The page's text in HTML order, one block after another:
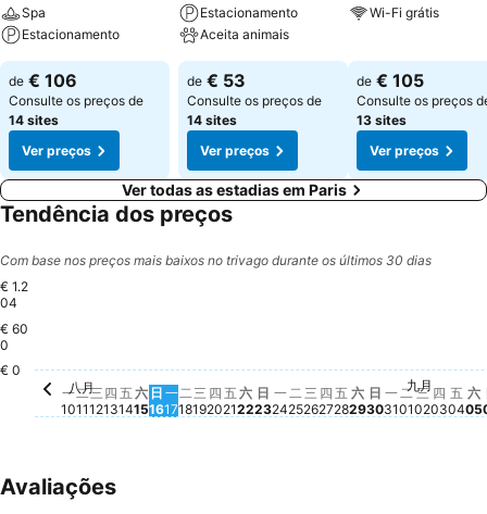
Spa
Estacionamento
de € 106
Consulte os preços de
14 sites
Ver preços
Estacionamento
Aceita animais
de € 53
Consulte os preços de
14 sites
Ver preços
Wi-Fi grátis
de € 105
Consulte os preços
13 sites
Ver preços
Ver todas as estadias em Paris
Tendência dos preços
Com base nos preços mais baixos no trivago durante os últimos 30 dias
€ 1.2
04
€ 60
0
€ 0
星期一, 八月 10
€ 143
八月
一
10
星期二, 八月 11
€ 140
二
11
星期三, 八月 12
€ 147
三
12
星期四, 八月 13
€ 143
四
13
星期五, 八月 14
€ 146
五
14
星期六, 八月 15
€ 155
六
15
星期日, 八月 16
€ 122
日
16
星期一, 八月 17
€ 150
一
17
星期二, 八月 18
€ 144
二
18
星期三, 八月 19
€ 151
三
19
星期四, 八月 20
€ 146
四
20
星期五, 八月 21
€ 155
五
21
星期六, 八月 22
€ 153
六
22
星期日, 八月 23
€ 144
日
23
星期一, 八月 24
€ 135
一
24
星期二, 八月 25
€ 137
二
25
星期三, 八月 26
€ 143
三
26
星期四, 八月 27
€ 150
四
27
星期五, 八月 28
€ 146
五
28
星期六, 八月 29
€ 140
六
29
星期日, 八月
€ 121
日
30
星期一, 八
€ 142
一
31
星期二,
€ 179
九月
二
01
星期三,
€ 200
三
02
星期
€ 162
四
03
星
€
五
04
六
05
Avaliações